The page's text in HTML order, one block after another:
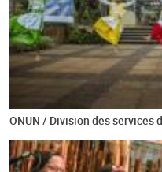
ONUN / Division des services